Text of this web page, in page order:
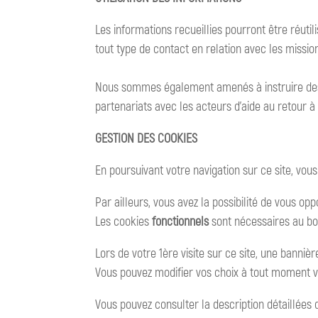
Les informations recueillies pourront être
tout type de contact en relation avec les
Nous sommes également amenés à instruire
partenariats avec les acteurs d’aide au retour
GESTION DES COOKIES
En poursuivant votre navigation sur ce site,
Par ailleurs, vous avez la possibilité de vous
Les cookiesfonctionnelssont nécessaires au
Lors de votre 1ère visite sur ce site, une
Vous pouvez modifier vos choix à tout moment
Vous pouvez consulter la description